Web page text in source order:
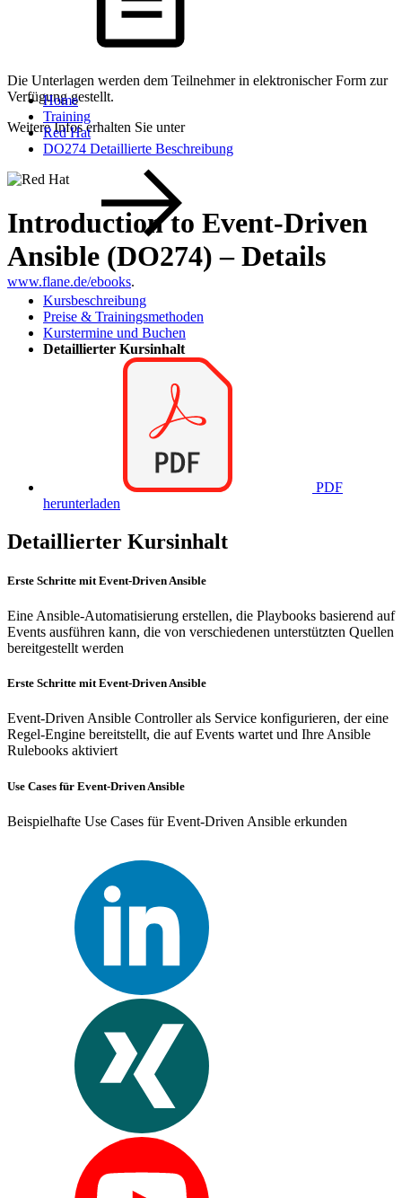
Die Unterlagen werden dem Teilnehmer in elektronischer Form zur
Verfügung gestellt.
Weitere Infos erhalten Sie unter
www.flane.de/ebooks.
Home
Training
Red Hat
DO274 Detaillierte Beschreibung
Introduction to Event-Driven
Ansible (DO274) – Details
Kursbeschreibung
Preise & Trainingsmethoden
Kurstermine und Buchen
Detaillierter Kursinhalt
PDF
herunterladen
Detaillierter Kursinhalt
Erste Schritte mit Event-Driven Ansible
Eine Ansible-Automatisierung erstellen, die Playbooks basierend auf
Events ausführen kann, die von verschiedenen unterstützten Quellen
bereitgestellt werden
Erste Schritte mit Event-Driven Ansible
Event-Driven Ansible Controller als Service konfigurieren, der eine
Regel-Engine bereitstellt, die auf Events wartet und Ihre Ansible
Rulebooks aktiviert
Use Cases für Event-Driven Ansible
Beispielhafte Use Cases für Event-Driven Ansible erkunden